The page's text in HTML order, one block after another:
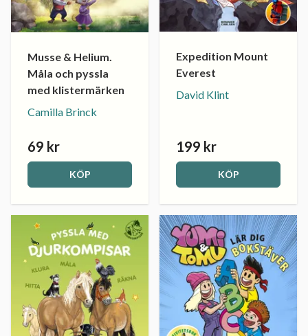
Musse & Helium.
Måla och pyssla
med klistermärken
Camilla Brinck
69 kr
KÖP
Expedition Mount
Everest
David Klint
199 kr
KÖP